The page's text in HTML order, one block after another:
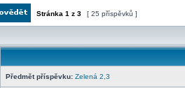
téma Odpovědět na téma
Stránka 1 z 3 [ 25 příspěvků ]
Předmět příspěvku: Zelená 2,3